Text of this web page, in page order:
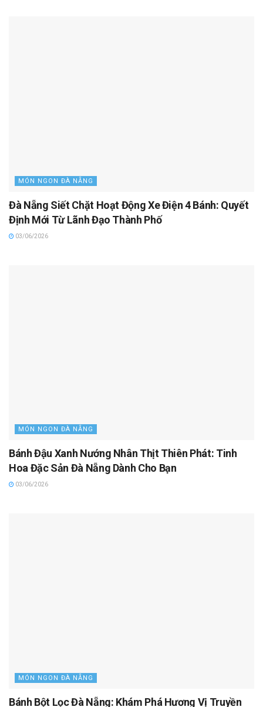
MÓN NGON ĐÀ NẴNG
Đà Nẵng Siết Chặt Hoạt Động Xe Điện 4 Bánh: Quyết
Định Mới Từ Lãnh Đạo Thành Phố
03/06/2026
MÓN NGON ĐÀ NẴNG
Bánh Đậu Xanh Nướng Nhân Thịt Thiên Phát: Tinh
Hoa Đặc Sản Đà Nẵng Dành Cho Bạn
03/06/2026
MÓN NGON ĐÀ NẴNG
Bánh Bột Lọc Đà Nẵng: Khám Phá Hương Vị Truyền